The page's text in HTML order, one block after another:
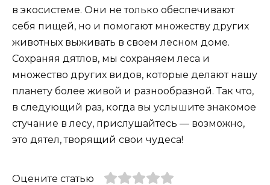
в экосистеме. Они не только обеспечивают
себя пищей, но и помогают множеству других
животных выживать в своем лесном доме.
Сохраняя дятлов, мы сохраняем леса и
множество других видов, которые делают нашу
планету более живой и разнообразной. Так что,
в следующий раз, когда вы услышите знакомое
стучание в лесу, прислушайтесь — возможно,
это дятел, творящий свои чудеса!
Оцените статью